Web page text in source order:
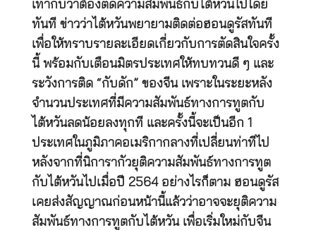
เท่ากับว่าต้องตัดความสัมพันธ์กับไต้หวันไปโดย
ทันที ข่าวว่าไต้หวันพยายามติดต่อฮอนดูรัสทันที
เพื่อให้ทราบรายละเอียดเกี่ยวกับการตัดสินใจครั้ง
นี้ พร้อมกับเตือนมิตรประเทศให้ทบทวนดี ๆ และ
ระวังการติด “กับดัก” ของจีน เพราะในระยะหลัง
จำนวนประเทศที่มีความสัมพันธ์ทางการทูตกับ
ไต้หวันลดน้อยลงทุกที และครั้งนี้จะเป็นอีก 1
ประเทศในภูมิภาคอเมริกากลางที่เปลี่ยนท่าทีไป
หลังจากที่นิการากัวยุติความสัมพันธ์ทางการทูต
กับไต้หวันไปเมื่อปี 2564 อย่างไรก็ตาม ฮอนดูรัส
เคยส่งสัญญาณก่อนหน้านี้แล้วว่าอาจจะยุติความ
สัมพันธ์ทางการทูตกับไต้หวัน เพื่อเริ่มใหม่กับจีน